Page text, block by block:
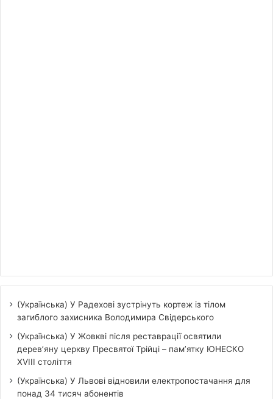
(Українська) У Радехові зустрінуть кортеж із тілом
загиблого захисника Володимира Свідерського
(Українська) У Жовкві після реставрації освятили
дерев’яну церкву Пресвятої Трійці – пам’ятку ЮНЕСКО
XVIII століття
(Українська) У Львові відновили електропостачання для
понад 34 тисяч абонентів